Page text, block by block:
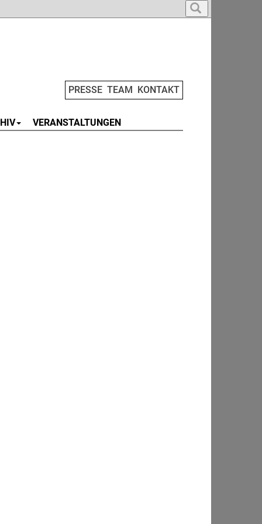
PRESSE TEAM KONTAKT
VERANSTALTUNGEN